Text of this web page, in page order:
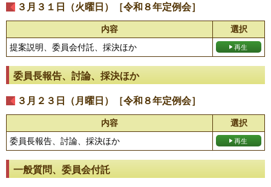
３月３１日（火曜日）［令和８年定例会］
内容
選択
提案説明、委員会付託、採決ほか
委員長報告、討論、採決ほか
３月２３日（月曜日）［令和８年定例会］
内容
選択
委員長報告、討論、採決ほか
一般質問、委員会付託